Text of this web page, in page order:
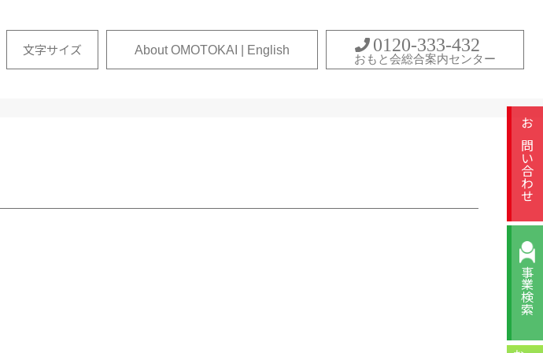
文字サイズ About OMOTOKAI | English 0120-333-432
おもと会総合案内センター
お問い合わせ
事業検索